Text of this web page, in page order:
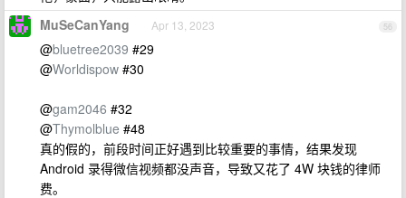
56
MuSeCanYang Apr 13, 2023
@bluetree2039 #29
@Worldispow #30
@gam2046 #32
@Thymolblue #48
真的假的，前段时间正好遇到比较重要的事情，结果发现
Android 录得微信视频都没声音，导致又花了 4W 块钱的律师
费。